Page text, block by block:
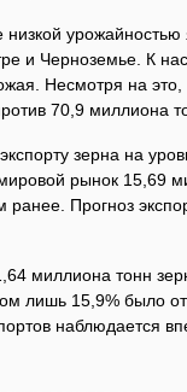
и Черноземье. К
Несмотря на
70,9 миллиона
зерна на
рынок 15,69
Прогноз
миллиона тонн
лишь 15,9% было
наблюдается